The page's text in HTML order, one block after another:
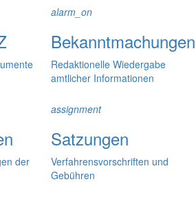
alarm_on
Bekanntmachungen
Redaktionelle Wiedergabe
amtlicher Informationen
der
assignment
Satzungen
Verfahrensvorschriften und
Gebühren